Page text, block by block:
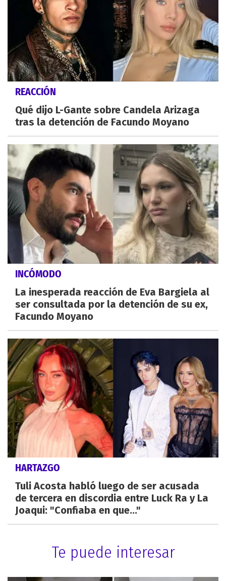
REACCIÓN
Qué dijo L-Gante sobre Candela Arizaga
tras la detención de Facundo Moyano
INCÓMODO
La inesperada reacción de Eva Bargiela al
ser consultada por la detención de su ex,
Facundo Moyano
HARTAZGO
Tuli Acosta habló luego de ser acusada
de tercera en discordia entre Luck Ra y La
Joaqui: "Confiaba en que..."
Te puede interesar